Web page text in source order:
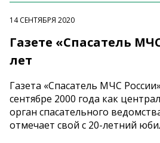
14 СЕНТЯБРЯ 2020
Газете «Спасатель
лет
Газета «Спасатель МЧС
сентябре 2000 года как
орган спасательного
отмечает свой с 20-летний